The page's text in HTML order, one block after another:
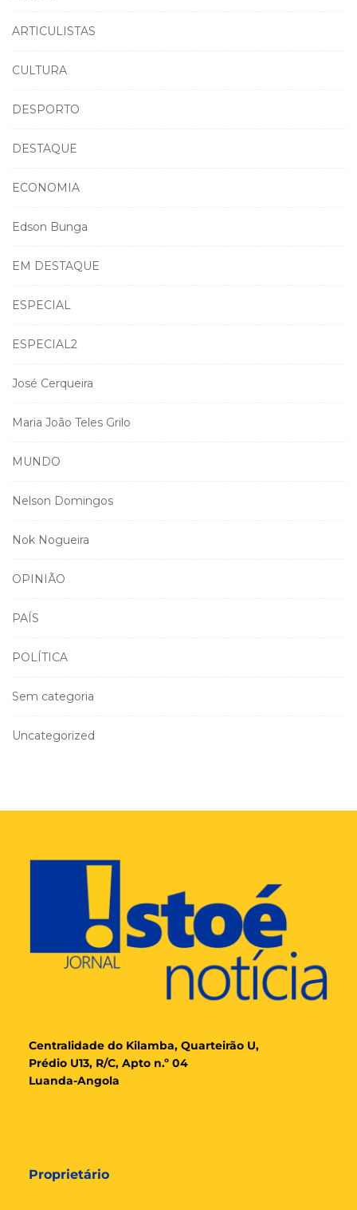
ARTICULISTAS
CULTURA
DESPORTO
DESTAQUE
ECONOMIA
Edson Bunga
EM DESTAQUE
ESPECIAL
ESPECIAL2
José Cerqueira
Maria João Teles Grilo
MUNDO
Nelson Domingos
Nok Nogueira
OPINIÃO
PAÍS
POLÍTICA
Sem categoria
Uncategorized
Centralidade do Kilamba, Quarteirão U,
Prédio U13, R/C, Apto n.º 04
Luanda-Angola
Proprietário